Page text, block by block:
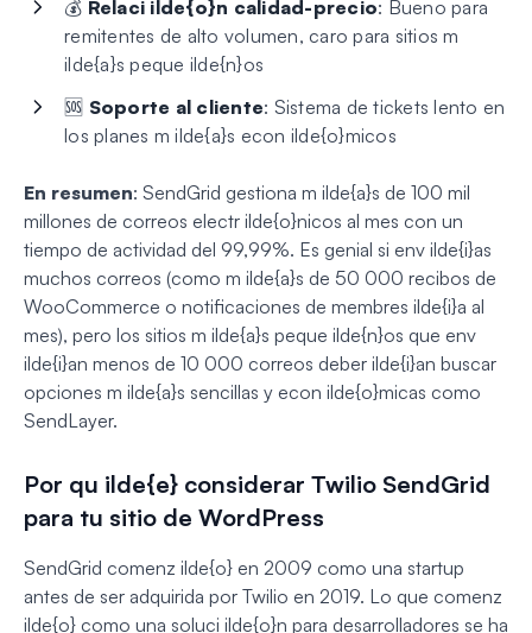
💰 Relaci ilde{o}n calidad-precio: Bueno para
remitentes de alto volumen, caro para sitios m
ilde{a}s peque ilde{n}os
🆘 Soporte al cliente: Sistema de tickets lento en
los planes m ilde{a}s econ ilde{o}micos
En resumen: SendGrid gestiona m ilde{a}s de 100 mil
millones de correos electr ilde{o}nicos al mes con un
tiempo de actividad del 99,99%. Es genial si env ilde{i}as
muchos correos (como m ilde{a}s de 50 000 recibos de
WooCommerce o notificaciones de membres ilde{i}a al
mes), pero los sitios m ilde{a}s peque ilde{n}os que env
ilde{i}an menos de 10 000 correos deber ilde{i}an buscar
opciones m ilde{a}s sencillas y econ ilde{o}micas como
SendLayer.
Por qu ilde{e} considerar Twilio SendGrid
para tu sitio de WordPress
SendGrid comenz ilde{o} en 2009 como una startup
antes de ser adquirida por Twilio en 2019. Lo que comenz
ilde{o} como una soluci ilde{o}n para desarrolladores se ha